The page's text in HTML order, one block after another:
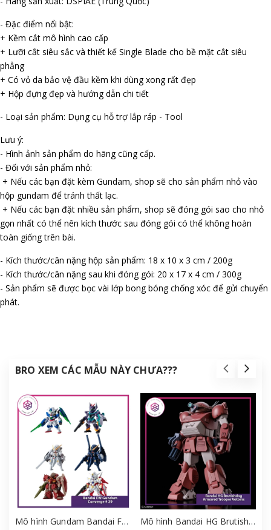
- Đặc điểm nổi bật:
+ Kềm cắt mô hình cao cấp
+ Lưỡi cắt siêu sắc và thiết kế Single Blade cho bề mặt cắt siêu
phẳng
+ Có vỏ da bảo vệ đầu kềm khi dùng xong rất đẹp
+ Hộp đựng đẹp và hướng dẫn chi tiết
- Loại sản phẩm: Dụng cụ hỗ trợ lắp ráp - Tool
Lưu ý:
- Hình ảnh sản phẩm do hãng cũng cấp.
- Đối với sản phẩm nhỏ:
+ Nếu các bạn đặt kèm Gundam, shop sẽ cho sản phẩm nhỏ vào
hộp gundam để tránh thất lạc.
+ Nếu các bạn đặt nhiều sản phẩm, shop sẽ đóng gói sao cho nhỏ
gọn nhất có thể nên kích thước sau đóng gói có thể không hoàn
toàn giống trên bài.
- Kích thước/cân nặng hộp sản phẩm: 18 x 10 x 3 cm / 200g
- Kích thước/cân nặng sau khi đóng gói: 20 x 17 x 4 cm / 300g
- Sản phẩm sẽ được bọc vài lớp bong bóng chống xóc để gửi chuyển
phát.
BRO XEM CÁC MẪU NÀY CHƯA???
Mô hình Gundam Bandai FW Gundam Converge # 29 Full Set [GDB] [FCH] Mô hình Bandai HG Brutishdog - Armored Trooper Votoms [GDB] [BHG]